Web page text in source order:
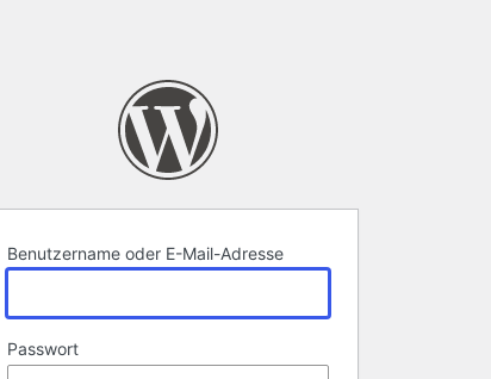
Benutzername oder E-Mail-Adresse
Passwort